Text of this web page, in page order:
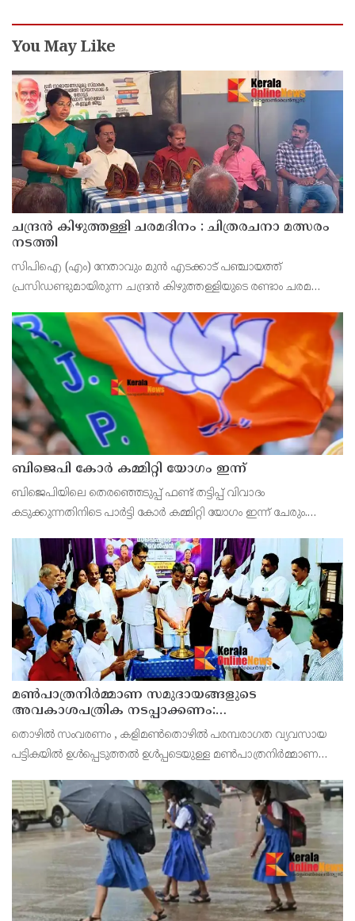
You May Like
ചന്ദ്രൻ കിഴുത്തള്ളി ചരമദിനം : ചിത്രരചനാ മത്സരം
നടത്തി
സിപിഐ (എം) നേതാവും മുൻ എടക്കാട് പഞ്ചായത്ത്
പ്രസിഡണ്ടുമായിരുന്ന ചന്ദ്രൻ കിഴുത്തള്ളിയുടെ രണ്ടാം ചരമ
ലോക്കൽ കമ്മറ്റി
ബിജെപി കോർ കമ്മിറ്റി യോഗം ഇന്ന്
ബിജെപിയിലെ തെരഞ്ഞെടുപ്പ് ഫണ്ട് തട്ടിപ്പ് വിവാദം
കടുക്കുന്നതിനിടെ പാർട്ടി കോർ കമ്മിറ്റി യോഗം ഇന്ന് ചേരും.
വിളിക്കാൻ മടിച്ചുനിന്ന നേതൃത്വം, മുത
മൺപാത്രനിർമ്മാണ സമുദായങ്ങളുടെ
അവകാശപത്രിക നടപ്പാക്കണം:
മൺപാത്രനിർമ്മാണ സമുദായ സഭ
തൊഴിൽ സംവരണം , കളിമൺതൊഴിൽ പരമ്പരാഗത വ്യവസായ
പട്ടികയിൽ ഉൾപ്പെടുത്തൽ ഉൾപ്പടെയുള്ള മൺപാത്രനിർമ്മാണ
നടപ്പിലാക്കണമെന്ന് കേരള മൺപാത്രനിർമ്മാണ സമുദായ